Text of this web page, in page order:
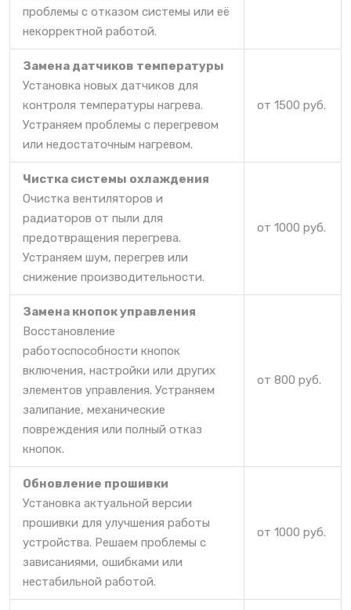
проблемы с отказом системы или её
некорректной работой.
Замена датчиков температуры
Установка новых датчиков для
контроля температуры нагрева.
Устраняем проблемы с перегревом
или недостаточным нагревом.
от 1500 руб.
Чистка системы охлаждения
Очистка вентиляторов и
радиаторов от пыли для
предотвращения перегрева.
Устраняем шум, перегрев или
снижение производительности.
от 1000 руб.
Замена кнопок управления
Восстановление
работоспособности кнопок
включения, настройки или других
элементов управления. Устраняем
залипание, механические
повреждения или полный отказ
кнопок.
от 800 руб.
Обновление прошивки
Установка актуальной версии
прошивки для улучшения работы
устройства. Решаем проблемы с
зависаниями, ошибками или
нестабильной работой.
от 1000 руб.